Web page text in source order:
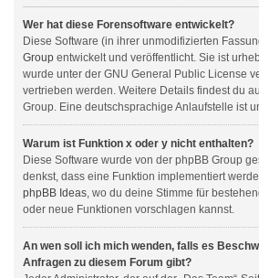
Wer hat diese Forensoftware entwickelt?
Diese Software (in ihrer unmodifizierten
Group entwickelt und veröffentlicht. Sie ist
wurde unter der GNU General Public License
vertrieben werden. Weitere Details findest du
Group. Eine deutschsprachige Anlaufstelle ist
Warum ist Funktion x oder y nicht enthalten?
Diese Software wurde von der phpBB Group
denkst, dass eine Funktion implementiert
phpBB Ideas, wo du deine Stimme für
oder neue Funktionen vorschlagen kannst.
An wen soll ich mich wenden, falls es
Anfragen zu diesem Forum gibt?